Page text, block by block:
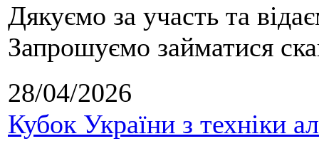
Дякуємо за участь та
Запрошуємо займатися
28/04/2026
Кубок України з техніки